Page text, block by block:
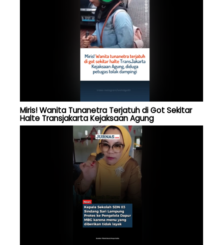
Miris! Wanita Tunanetra Terjatuh di Got Sekitar
Halte Transjakarta Kejaksaan Agung